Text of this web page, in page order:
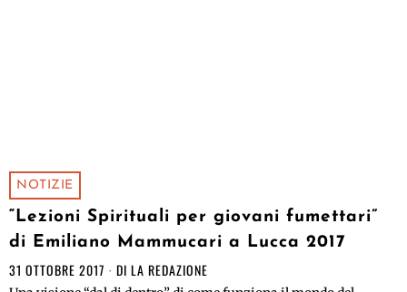
NOTIZIE
“Lezioni Spirituali per giovani fumettari”
di Emiliano Mammucari a Lucca 2017
31 OTTOBRE 2017 DI LA REDAZIONE